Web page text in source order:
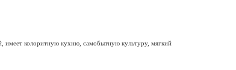
имеет колоритную кухню, самобытную культуру, мягкий